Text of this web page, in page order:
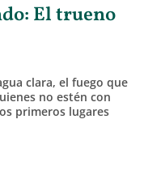
El trueno
clara, el fuego que
no estén con
primeros lugares